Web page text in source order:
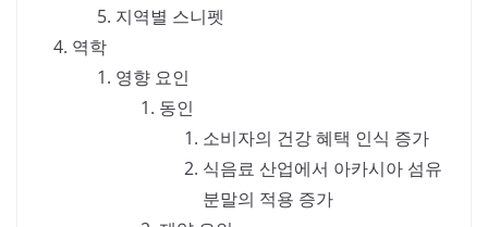
지역별 스니펫
역학
영향 요인
동인
소비자의 건강 혜택 인식 증가
식음료 산업에서 아카시아 섬유
분말의 적용 증가